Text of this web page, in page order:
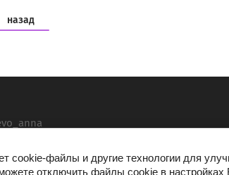
назад
cookie-файлы и другие технологии для
отключить файлы cookie в настройках